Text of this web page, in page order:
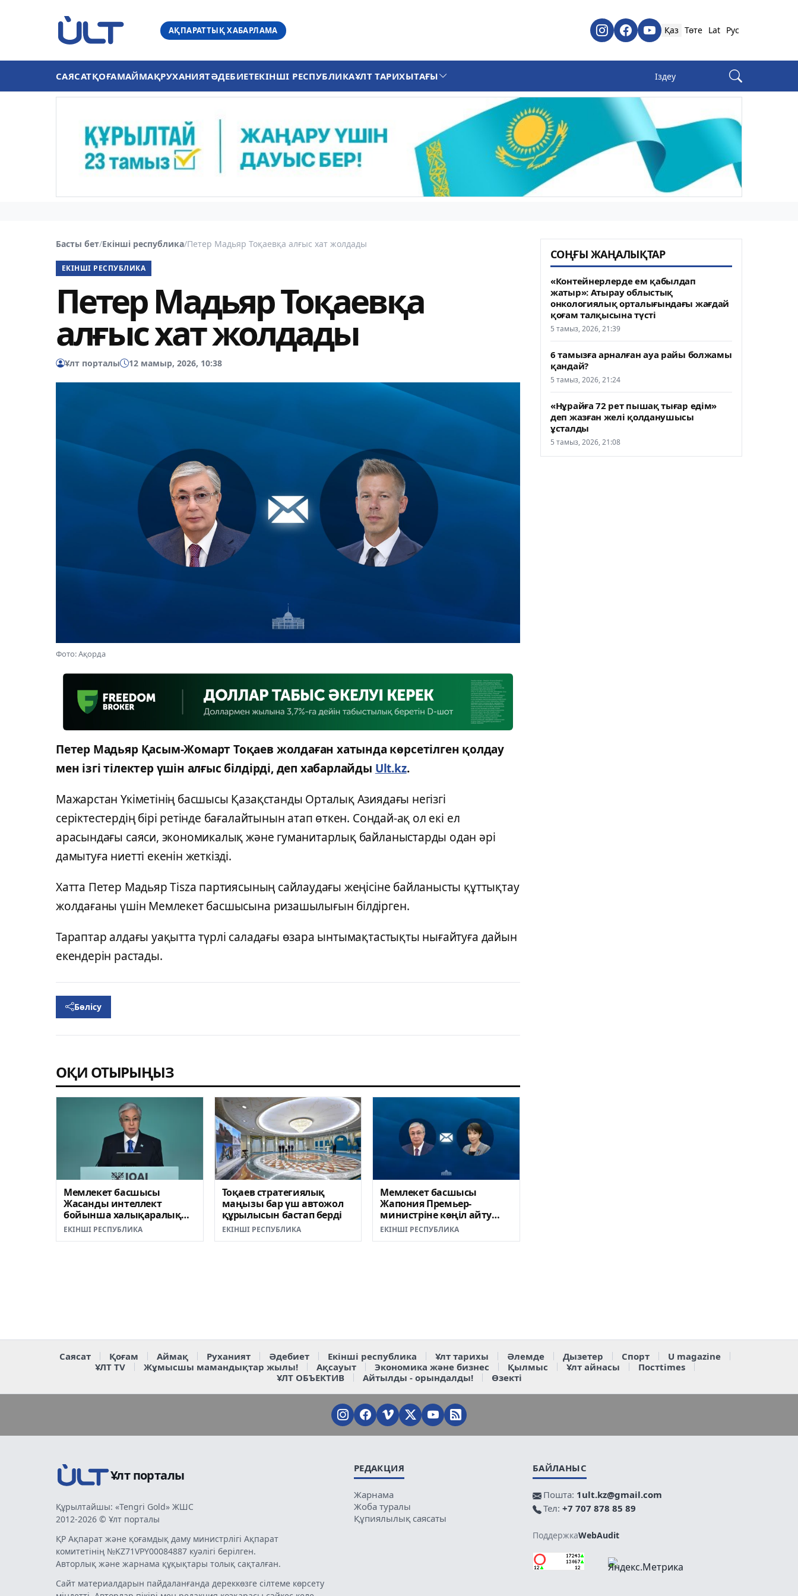
АҚПАРАТТЫҚ ХАБАРЛАМА Қаз Төте Lat Рус
САЯСАТҚОҒАМАЙМАҚРУХАНИЯТӘДЕБИЕТЕКІНШІ РЕСПУБЛИКАҰЛТ ТАРИХЫТАҒЫ
Басты бет/Екінші республика/Петер Мадьяр Тоқаевқа алғыс хат жолдады
ЕКІНШІ РЕСПУБЛИКА
Петер Мадьяр Тоқаевқа
алғыс хат жолдады
Ұлт порталы 12 мамыр, 2026, 10:38
Фото: Ақорда
Петер Мадьяр Қасым-Жомарт Тоқаев жолдаған хатында көрсетілген қолдау
мен ізгі тілектер үшін алғыс білдірді, деп хабарлайды Ult.kz.
Мажарстан Үкіметінің басшысы Қазақстанды Орталық Азиядағы негізгі
серіктестердің бірі ретінде бағалайтынын атап өткен. Сондай-ақ ол екі ел
арасындағы саяси, экономикалық және гуманитарлық байланыстарды одан әрі
дамытуға ниетті екенін жеткізді.
Хатта Петер Мадьяр Tisza партиясының сайлаудағы жеңісіне байланысты құттықтау
жолдағаны үшін Мемлекет басшысына ризашылығын білдірген.
Тараптар алдағы уақытта түрлі саладағы өзара ынтымақтастықты нығайтуға дайын
екендерін растады.
Бөлісу
ОҚИ ОТЫРЫҢЫЗ
Мемлекет басшысы
Жасанды интеллект
бойынша халықаралық
олимпиаданың ашылу
ЕКІНШІ РЕСПУБЛИКА
Тоқаев стратегиялық
маңызы бар үш автожол
құрылысын бастап берді
ЕКІНШІ РЕСПУБЛИКА
Мемлекет басшысы
Жапония Премьер-
министріне көңіл айту
жеделхатын жолдады
ЕКІНШІ РЕСПУБЛИКА
СОҢҒЫ ЖАҢАЛЫҚТАР
«Контейнерлерде ем қабылдап
жатыр»: Атырау облыстық
онкологиялық орталығындағы жағдай
қоғам талқысына түсті
5 тамыз, 2026, 21:39
6 тамызға арналған ауа райы болжамы
қандай?
5 тамыз, 2026, 21:24
«Нұрайға 72 рет пышақ тығар едім»
деп жазған желі қолданушысы
ұсталды
5 тамыз, 2026, 21:08
Саясат Қоғам Аймақ Руханият Әдебиет Екінші республика Ұлт тарихы Әлемде Дызетер Спорт
U magazine
ҰЛТ TV
Жұмысшы мамандықтар жылы! Ақсауыт Экономика және бизнес Қылмыс Ұлт айнасы
Постtimes
ҰЛТ ОБЪЕКТИВ
Айтылды - орындалды! Өзекті
Ұлт порталы
Құрылтайшы: «Tengri Gold» ЖШС
2012-2026 © Ұлт порталы
ҚР Ақпарат және қоғамдық даму министрлігі Ақпарат
комитетінің №KZ71VPY00084887 куәлігі берілген.
Авторлық және жарнама құқықтары толық сақталған.
Сайт материалдарын пайдаланғанда дереккөзге сілтеме көрсету
РЕДАКЦИЯ
Жарнама
Жоба туралы
Құпиялылық саясаты
БАЙЛАНЫС
Пошта: 1ult.kz@gmail.com
Тел: +7 707 878 85 89
ПоддержкаWebAudit